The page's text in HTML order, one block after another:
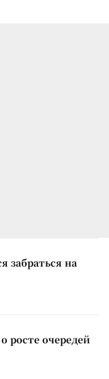
забраться на
росте очередей